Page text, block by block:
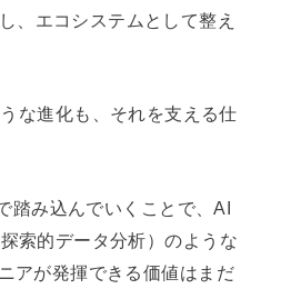
、エコシステムとして整え
な進化も、それを支える仕
踏み込んでいくことで、AI
索的データ分析）のような
アが発揮できる価値はまだ